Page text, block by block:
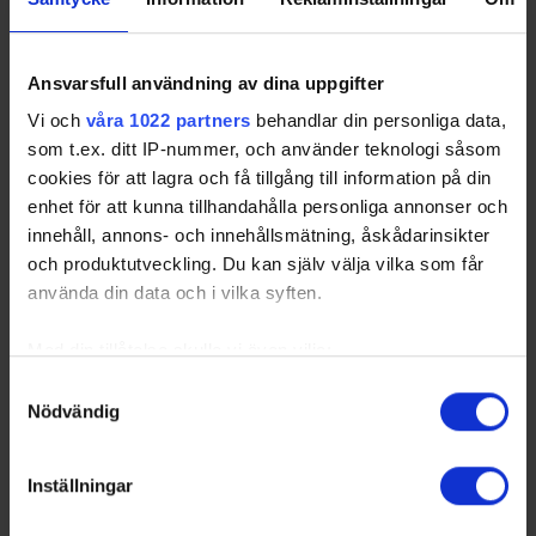
Ansvarsfull användning av dina uppgifter
Vi och våra 1022 partners behandlar din personliga data,
som t.ex. ditt IP-nummer, och använder teknologi såsom
cookies för att lagra och få tillgång till information på din
enhet för att kunna tillhandahålla personliga annonser och
innehåll, annons- och innehållsmätning, åskådarinsikter
och produktutveckling. Du kan själv välja vilka som får
använda din data och i vilka syften.
som kan ha en noggrannhet på upp till flera meter
Ta reda på mer om hur dina personliga uppgifter
Nödvändig
Inställningar
Tränare för Alfredshems IK
1958/1959
Tränare för Alfredshems IK
1957/1958
Tränare för Alfredshems IK
1955/1956
1954/1955